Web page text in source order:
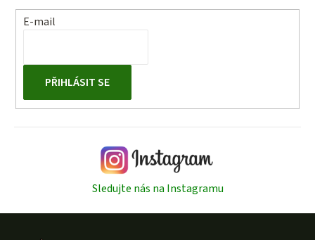
E-mail
PŘIHLÁSIT SE
Sledujte nás na Instagramu